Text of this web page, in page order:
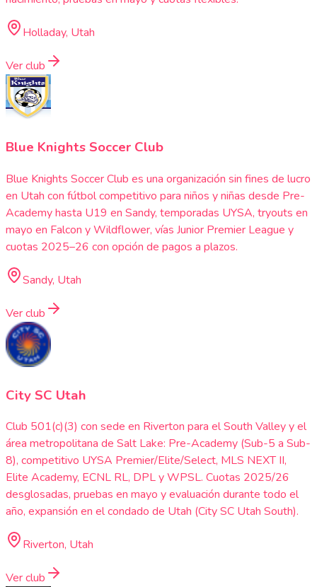
Holladay, Utah
Ver club
Blue Knights Soccer Club
Blue Knights Soccer Club es una organización sin fines de lucro
en Utah con fútbol competitivo para niños y niñas desde Pre-
Academy hasta U19 en Sandy, temporadas UYSA, tryouts en
mayo en Falcon y Wildflower, vías Junior Premier League y
cuotas 2025–26 con opción de pagos a plazos.
Sandy, Utah
Ver club
City SC Utah
Club 501(c)(3) con sede en Riverton para el South Valley y el
área metropolitana de Salt Lake: Pre-Academy (Sub-5 a Sub-
8), competitivo UYSA Premier/Elite/Select, MLS NEXT II,
Elite Academy, ECNL RL, DPL y WPSL. Cuotas 2025/26
desglosadas, pruebas en mayo y evaluación durante todo el
año, expansión en el condado de Utah (City SC Utah South).
Riverton, Utah
Ver club